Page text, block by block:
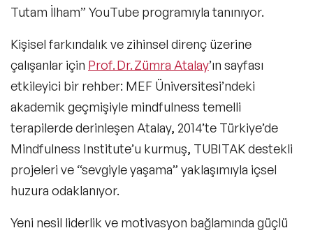
Tutam İlham” YouTube programıyla tanınıyor.
Kişisel farkındalık ve zihinsel direnç üzerine
çalışanlar için Prof. Dr. Zümra Atalay’ın sayfası
etkileyici bir rehber: MEF Üniversitesi’ndeki
akademik geçmişiyle mindfulness temelli
terapilerde derinleşen Atalay, 2014’te Türkiye’de
Mindfulness Institute’u kurmuş, TUBITAK destekli
projeleri ve “sevgiyle yaşama” yaklaşımıyla içsel
huzura odaklanıyor.
Yeni nesil liderlik ve motivasyon bağlamında güçlü